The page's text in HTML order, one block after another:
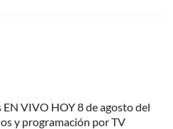
VIVO HOY 8 de agosto del
y programación por TV